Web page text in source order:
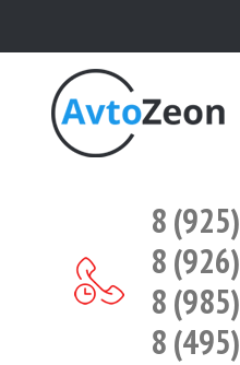
8 (925)
8 (926)
8 (985)
8 (495)